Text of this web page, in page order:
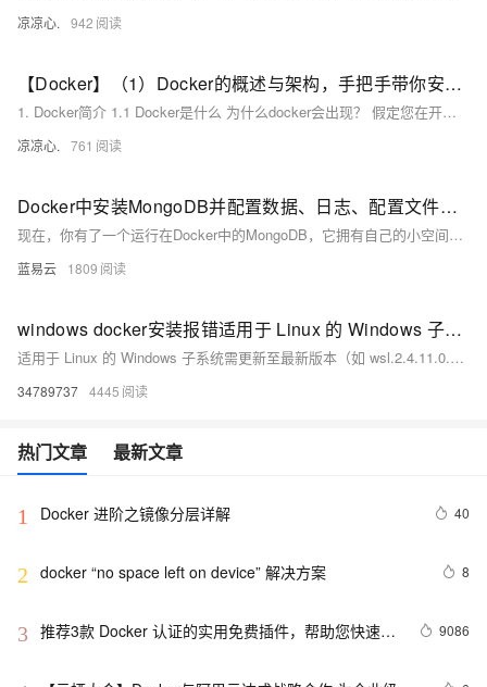
凉凉心. 942
【Docker】（1）Docker的概述与架构，手把手带你安装Docker，云原生路上不可缺少的一门技术！
1. Docker简介 1.1 Docker是什么 为什么docker会出现？ 假定您在开发一款平台项目，您的开发环境具有特定的配置。其他开发人员身处的环境配置也各有不同。 您正在开发的应用依赖于您当前的配置且还要依赖于某些配置文件。 您的企业还拥有标准化的测试和生产环境，且具有自身的配置和一系列支持文件。 **要求：**希望尽可能多在本地模拟这些环境而不产生重新创建服务器环境的开销 问题： 要如何确保应用能够在这些环境中运行和通过质量检测？ 在部署过程中不出现令人头疼的版本、配置问题 无需重新编写代码和进行故障修复
凉凉心. 761
Docker中安装MongoDB并配置数据、日志、配置文件持久化。
现在，你有了一个运行在Docker中的MongoDB，它拥有自己的小空间，对高楼大厦的崩塌视而不见（会话丢失和数据不持久化的问题）。这个MongoDB的数据、日志、配置文件都会妥妥地保存在你为它精心准备的地方，天旋地转，它也不会失去一丁点儿宝贵的记忆（即使在容器重启后）。
蓝易云 1809
windows docker安装报错适用于 Linux 的 Windows 子系统必须更新到最新版本才能继续。可通过运行 “wsl.exe --update” 进行更新。
适用于 Linux 的 Windows 子系统需更新至最新版本（如 wsl.2.4.11.0.x64.msi）以解决 2025 年 Windows 更新后可能出现的兼容性问题。用户可通过运行 “wsl.exe --update” 或访问提供的链接下载升级包进行更新。
34789737 4445
热门文章 最新文章
1 Docker 进阶之镜像分层详解 40
2 docker “no space left on device” 解决方案 8
3 推荐3款 Docker 认证的实用免费插件，帮助您快速构
9086